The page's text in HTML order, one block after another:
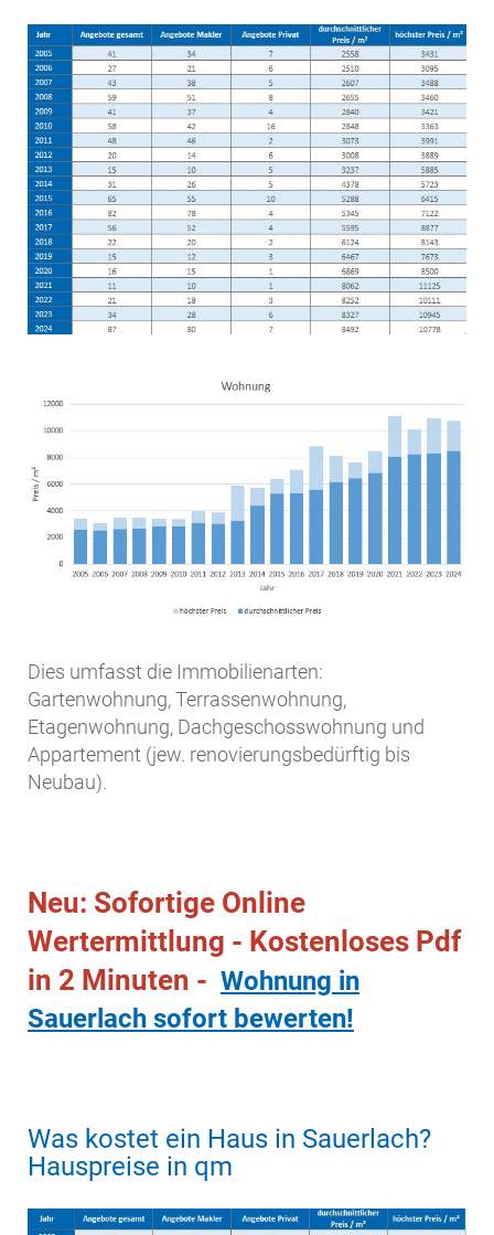
Dies umfasst die Immobilienarten:
Gartenwohnung, Terrassenwohnung,
Etagenwohnung, Dachgeschosswohnung und
Appartement (jew. renovierungsbedürftig bis
Neubau).
Neu: Sofortige Online
Wertermittlung - Kostenloses Pdf
in 2 Minuten - Wohnung in
Sauerlach sofort bewerten!
Was kostet ein Haus in Sauerlach?
Hauspreise in qm